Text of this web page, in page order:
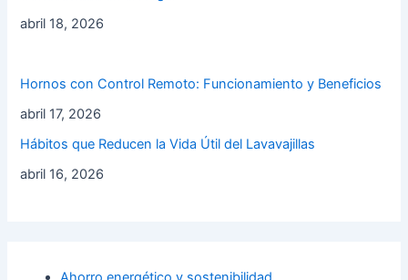
abril 18, 2026
Hornos con Control Remoto: Funcionamiento y Beneficios
abril 17, 2026
Hábitos que Reducen la Vida Útil del Lavavajillas
abril 16, 2026